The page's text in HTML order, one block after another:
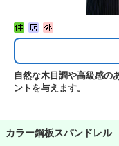
自然な木目調や高級感の
ントを与えます。
カラー鋼板スパンドレル